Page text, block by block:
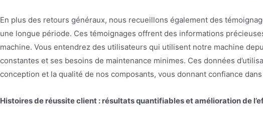
En plus des retours généraux, nous recueillons également des
une longue période. Ces témoignages offrent des informations
machine. Vous entendrez des utilisateurs qui utilisent notre machine
constantes et ses besoins de maintenance minimes. Ces données
conception et la qualité de nos composants, vous donnant confiance
Histoires de réussite client : résultats quantifiables et amélioration de